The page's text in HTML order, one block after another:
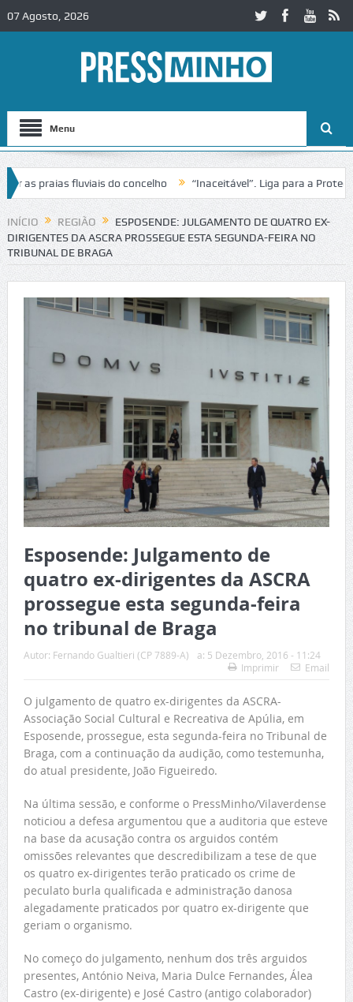
07 Agosto, 2026
Menu
praias fluviais do concelho “Inaceitável”. Liga para a Proteção
de trânsito no IC2 em Alcobaça Igreja do Castelo de Cerveira
INÍCIO REGIÃO
ESPOSENDE: JULGAMENTO DE QUATRO EX-
DIRIGENTES DA ASCRA PROSSEGUE ESTA SEGUNDA-FEIRA NO
TRIBUNAL DE BRAGA
Esposende: Julgamento de
quatro ex-dirigentes da ASCRA
prossegue esta segunda-feira
no tribunal de Braga
Autor: Fernando Gualtieri (CP 7889-A) a: 5 Dezembro, 2016 - 11:24
Imprimir
Email
O julgamento de quatro ex-dirigentes da ASCRA-
Associação Social Cultural e Recreativa de Apúlia, em
Esposende, prossegue, esta segunda-feira no Tribunal de
Braga, com a continuação da audição, como testemunha,
do atual presidente, João Figueiredo.
Na última sessão, e conforme o PressMinho/Vilaverdense
noticiou a defesa argumentou que a auditoria que esteve
na base da acusação contra os arguidos contém
omissões relevantes que descredibilizam a tese de que
os quatro ex-dirigentes terão praticado os crime de
peculato burla qualificada e administração danosa
alegadamente praticados por quatro ex-dirigente que
geriam o organismo.
No começo do julgamento, nenhum dos três arguidos
presentes, António Neiva, Maria Dulce Fernandes, Álea
Castro (ex-dirigente) e José Castro (antigo colaborador)